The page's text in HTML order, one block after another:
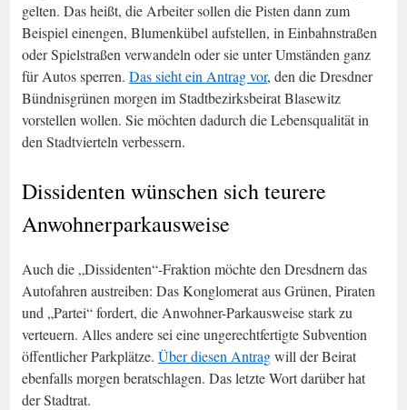
gelten. Das heißt, die Arbeiter sollen die Pisten dann zum
Beispiel einengen, Blumenkübel aufstellen, in Einbahnstraßen
oder Spielstraßen verwandeln oder sie unter Umständen ganz
für Autos sperren. Das sieht ein Antrag vor, den die Dresdner
Bündnisgrünen morgen im Stadtbezirksbeirat Blasewitz
vorstellen wollen. Sie möchten dadurch die Lebensqualität in
den Stadtvierteln verbessern.
Dissidenten wünschen sich teurere
Anwohnerparkausweise
Auch die „Dissidenten“-Fraktion möchte den Dresdnern das
Autofahren austreiben: Das Konglomerat aus Grünen, Piraten
und „Partei“ fordert, die Anwohner-Parkausweise stark zu
verteuern. Alles andere sei eine ungerechtfertigte Subvention
öffentlicher Parkplätze. Über diesen Antragwill der Beirat
ebenfalls morgen beratschlagen. Das letzte Wort darüber hat
der Stadtrat.